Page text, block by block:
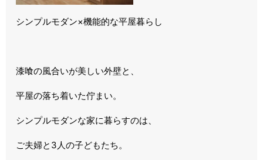
シンプルモダン×機能的な平屋暮らし
漆喰の風合いが美しい外壁と、
平屋の落ち着いた佇まい。
シンプルモダンな家に暮らすのは、
ご夫婦と3人の子どもたち。